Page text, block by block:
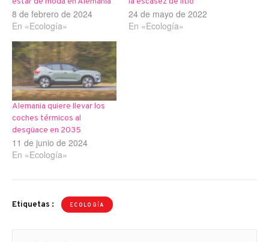
8 de febrero de 2024
En «Ecología»
24 de mayo de 2022
En «Ecología»
Alemania quiere llevar los
coches térmicos al
desgüace en 2035
11 de junio de 2024
En «Ecología»
Etiquetas : ECOLOGÍA